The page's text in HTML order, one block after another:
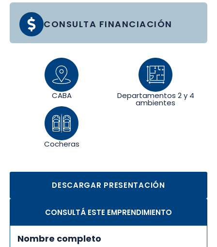
CONSULTA FINANCIACIÓN
CABA Departamentos 2 y 4
ambientes
Cocheras
DESCARGAR PRESENTACIÓN
CONSULTÁ ESTE EMPRENDIMIENTO
Nombre completo